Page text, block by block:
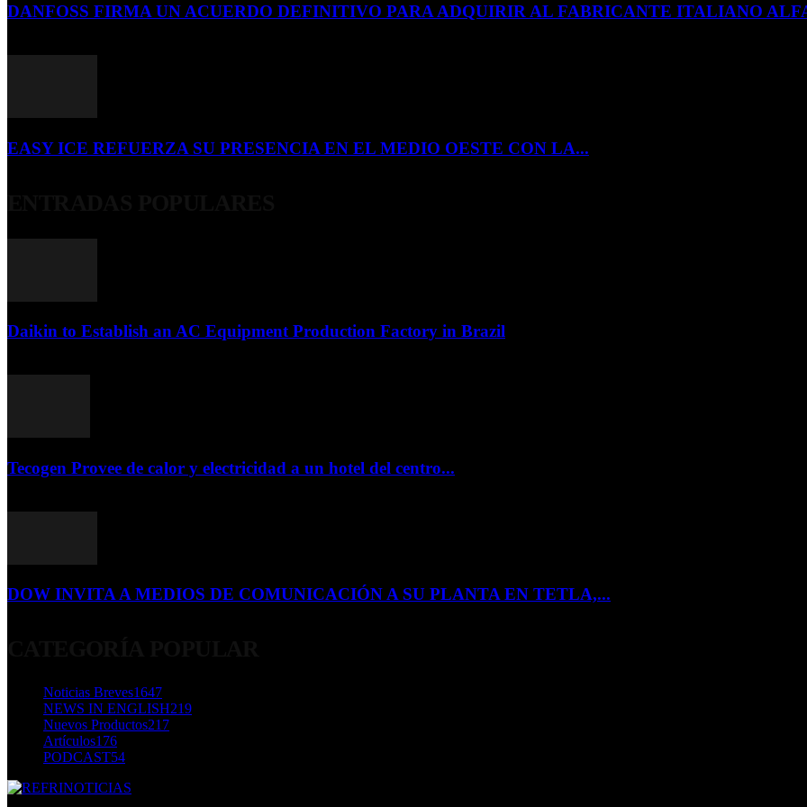
DANFOSS FIRMA UN ACUERDO DEFINITIVO PARA ADQUIRIR AL FABRICANTE ITALIANO
EASY ICE REFUERZA SU PRESENCIA EN EL MEDIO OESTE CON LA...
Daikin to Establish an AC Equipment Production Factory in Brazil
Tecogen Provee de calor y electricidad a un hotel del centro...
DOW INVITA A MEDIOS DE COMUNICACIÓN A SU PLANTA EN TETLA,...
Noticias Breves1647
NEWS IN ENGLISH219
Nuevos Productos217
Artículos176
PODCAST54